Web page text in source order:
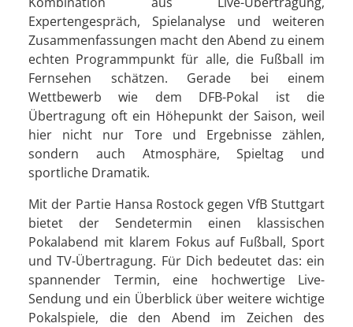
Expertengespräch, Spielanalyse und weiteren
Zusammenfassungen macht den Abend zu einem
echten Programmpunkt für alle, die Fußball im
Fernsehen schätzen. Gerade bei einem
Wettbewerb wie dem DFB-Pokal ist die
Übertragung oft ein Höhepunkt der Saison, weil
hier nicht nur Tore und Ergebnisse zählen,
sondern auch Atmosphäre, Spieltag und
sportliche Dramatik.
Mit der Partie Hansa Rostock gegen VfB Stuttgart
bietet der Sendetermin einen klassischen
Pokalabend mit klarem Fokus auf Fußball, Sport
und TV-Übertragung. Für Dich bedeutet das: ein
spannender Termin, eine hochwertige Live-
Sendung und ein Überblick über weitere wichtige
Pokalspiele, die den Abend im Zeichen des